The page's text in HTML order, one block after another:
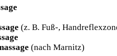
(z. B. Fuß-,
(nach Marnitz)